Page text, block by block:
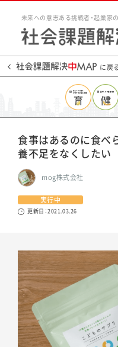
未来への意志ある挑戦者・起業家
に戻
食事はあるのに食べ
養不足をなくしたい
mog株式会社
実行中
更新日：2021.03.26